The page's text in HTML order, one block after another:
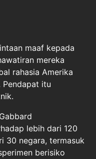
maaf kepada
mereka
rahasia Amerika
Pendapat itu
lebih dari 120
30 negara, termasuk
berisiko